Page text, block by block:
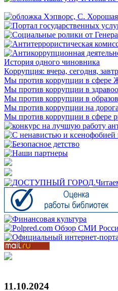
История одного чиновника
Коррупция: вчера, сегодня,
Мы против коррупции в сфере
Мы против коррупции в
Мы против коррупции в
Мы против коррупции на
Мы против коррупции в сфере
11.10.2024